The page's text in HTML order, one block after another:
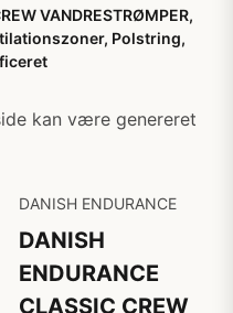
VANDRESTRØMPER,
Polstring,
kan være genereret
DANISH ENDURANCE
DANISH
ENDURANCE
CLASSIC CREW